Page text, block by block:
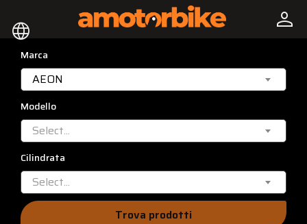
language person
Marca
AEON
Modello
Select...
Cilindrata
Select...
Trova prodotti